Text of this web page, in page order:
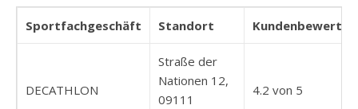
Sportfachgeschäft Standort
DECATHLON
Straße der
Nationen 12,
09111
4.2 von 5